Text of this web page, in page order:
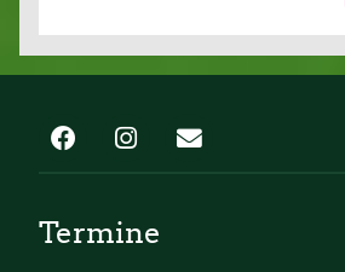
Termine